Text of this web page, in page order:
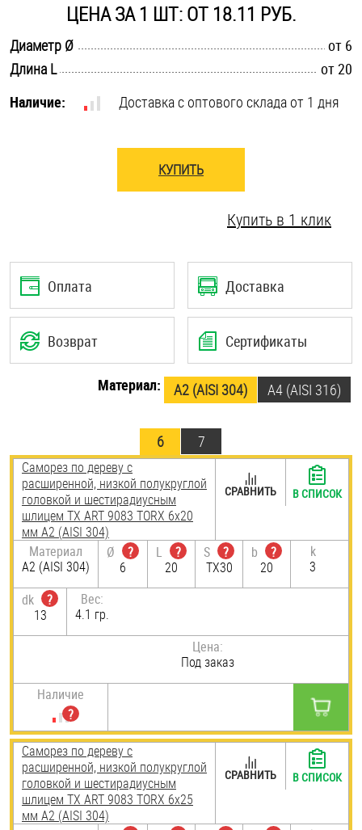
Такелаж
Хомуты
Шайбы
ЦЕНА ЗА 1 ШТ: ОТ 18.11 РУБ.
Диаметр Ø
от 6
Длина L
от 20
Наличие:
Доставка с оптового склада от 1 дня
КУПИТЬ
Купить в 1 клик
Оплата Доставка
Возврат Сертификаты
Материал: А2 (AISI 304) A4 (AISI 316)
6 7
Саморез по дереву с
расширенной, низкой полукруглой
головкой и шестирадиусным
шлицем TX ART 9083 TORX 6х20
мм А2 (AISI 304)
Материал
А2 (AISI 304)
Ø
?
6
L
?
20
S
?
TX30
b
?
20
k
3
dk
?
13
Вес:
4.1 гр.
Цена:
Под заказ
Наличие
СРАВНИТЬ В СПИСОК
Саморез по дереву с
расширенной, низкой полукруглой
головкой и шестирадиусным
шлицем TX ART 9083 TORX 6х25
мм А2 (AISI 304)
СРАВНИТЬ В СПИСОК